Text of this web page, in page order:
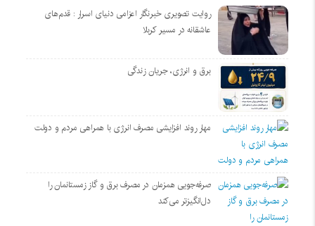
روایت تصویری خبرنگار اعزامی دنیای اسرار : قدم‌های
عاشقانه در مسیر کربلا
برق و انرژی، جریان زندگی
مهار روند افزایشی مصرف انرژی با همراهی مردم و دولت
صرفه‌جویی همزمان در مصرف برق و گاز زمستانمان را
دل‌انگیزتر می‌کند